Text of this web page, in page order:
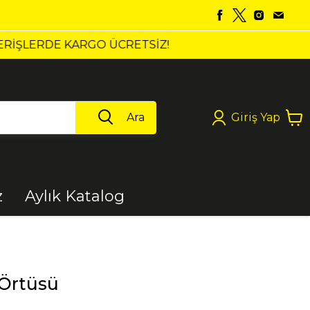
Ara Giriş Yap
Aletler
Aylık Katalog